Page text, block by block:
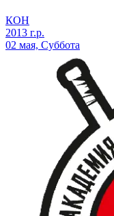
КОН
2013 г.р.
02 мая, Суббота